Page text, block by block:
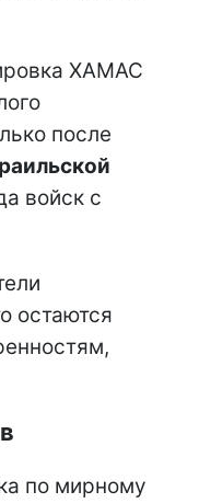
ХАМАС
после
войск с
остаются
по мирному